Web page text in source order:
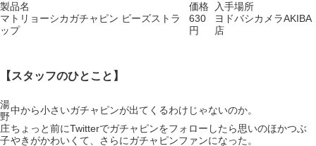
製品名 価格
入手場所
マトリョーシカガチャピン ビーズストラ
ップ
630
円
ヨドバシカメラAKIBA
店
【スタッフのひとこと】
湯
野
中から小さいガチャピンが出てくるわけじゃないのか。
庄
子
ちょっと前にTwitterでガチャピンをフォローしたら思いのほかつぶ
やきがかわいくて、さらにガチャピンファンになった。